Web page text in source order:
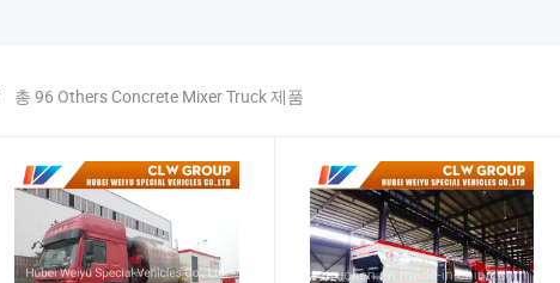
총 96 Others Concrete Mixer Truck 제품